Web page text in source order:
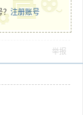
？ 注册账号
举报